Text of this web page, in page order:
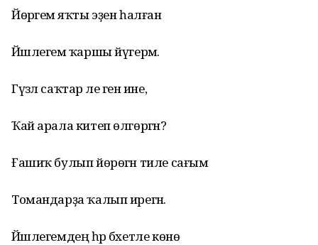
Йөрәгемә яҡты эҙен һалған
Йәшлегемә ҡаршы йүгерәм.
Гүзәл саҡтар әле генә ине,
Ҡай арала китеп өлгөргән?
Ғашиҡ булып йөрөгән тиле сағым
Томандарҙа ҡалып ирегән.
Йәшлегемдең һәр бәхетле көнө